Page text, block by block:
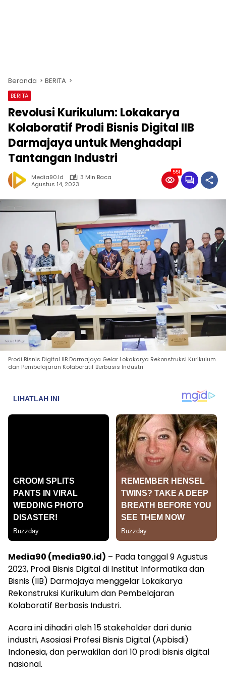
Beranda BERITA
BERITA
Revolusi Kurikulum: Lokakarya
Kolaboratif Prodi Bisnis Digital IIB
Darmajaya untuk Menghadapi
Tantangan Industri
Media90.id
3 Min Baca
Agustus 14, 2023
551
Prodi Bisnis Digital IIB Darmajaya Gelar Lokakarya Rekonstruksi Kurikulum
dan Pembelajaran Kolaboratif Berbasis Industri
Media90 (media90.id) – Pada tanggal 9 Agustus
2023, Prodi Bisnis Digital di Institut Informatika dan
Bisnis (IIB) Darmajaya menggelar Lokakarya
Rekonstruksi Kurikulum dan Pembelajaran
Kolaboratif Berbasis Industri.
Acara ini dihadiri oleh 15 stakeholder dari dunia
industri, Asosiasi Profesi Bisnis Digital (Apbisdi)
Indonesia, dan perwakilan dari 10 prodi bisnis digital
nasional.